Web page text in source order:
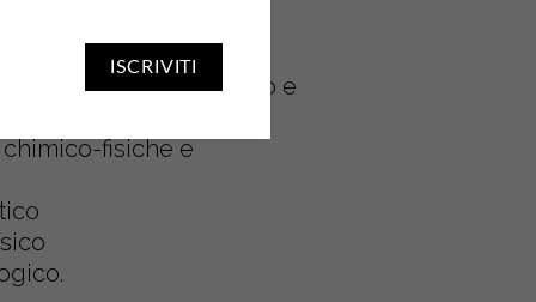
ISCRIVITI
fasi di riempimento e
fisiche e